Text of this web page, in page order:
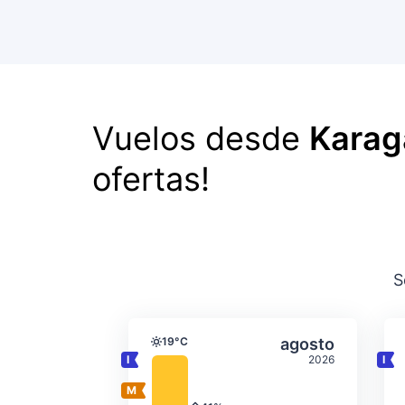
Vuelos desde
ofertas!
agosto
2026
Temperatura y
Temperatura
19°C Seleccionar